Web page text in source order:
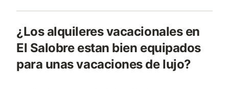
¿Los alquileres vacacionales en
El Salobre estan bien equipados
para unas vacaciones de lujo?